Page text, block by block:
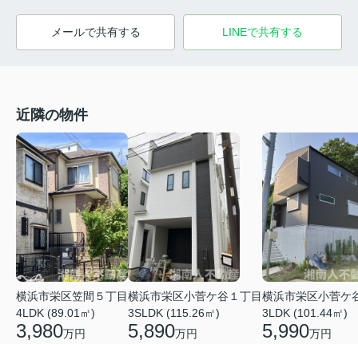
メールで共有する LINEで共有する
近隣の物件
横浜市栄区笠間５丁目
4LDK (89.01㎡)
3,980万円
横浜市栄区小菅ケ谷１丁目
3SLDK (115.26㎡)
5,890万円
横浜市栄区小菅ケ
3LDK (101.44㎡)
5,990万円